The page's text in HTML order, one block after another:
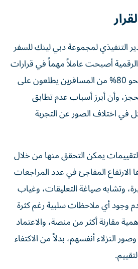
التنفيذي لمجموعة دبي لينك للسفر
أصبحت عاملاً مهماً في قرارات
المسافرين، وأوضح أن نحو 80% من المسافرين يطلعون على
وأن أبرز أسباب عدم تطابق
في اختلاف الصور عن التجربة
يمكن التحقق منها من خلال
المفاجئ في عدد المراجعات
وتشابه صياغة التعليقات، وغياب
وجود أي ملاحظات سلبية رغم كثرة
مقارنة أكثر من منصة، والاعتماد
النزلاء أنفسهم، بدلاً من الاكتفاء